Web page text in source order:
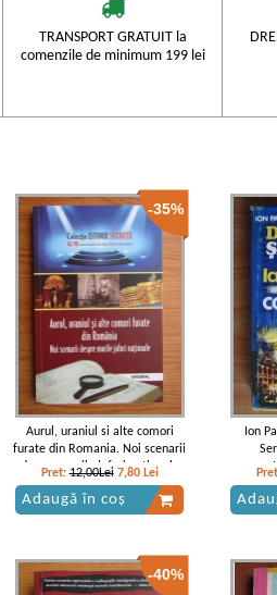
TRANSPORT GRATUIT la
comenzile de minimum 199 lei
-35%
Aurul, uraniul si alte comori
furate din Romania. Noi scenarii
despre marile jafuri nationale
Pret:12,00Lei 7,80 Lei
Adaugă în coș
Ion
-40%